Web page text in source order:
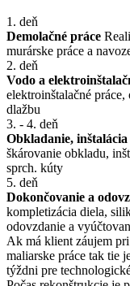
1. deň
Demolačné práce
murárske práce a
2. deň
Vodo a
elektroinštalačné
dlažbu
3. - 4. deň
Obkladanie,
škárovanie obkladu,
sprch. kúty
5. deň
Dokončovanie a
kompletizácia diela,
odovzdanie a
Ak má klient záujem
maliarske práce tak tie
týždni pre